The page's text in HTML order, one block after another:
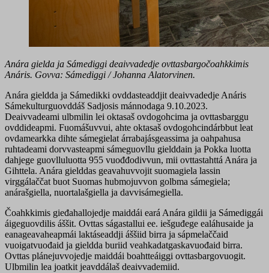
Anára gielda ja Sámediggi deaivvadedje ovttasbargočoahkkimis
Anáris. Govva: Sámediggi / Johanna Alatorvinen.
Anára gieldda ja Sámedikki ovddasteaddjit deaivvadedje Anáris
Sámekulturguovddáš Sadjosis mánnodaga 9.10.2023.
Deaivvadeami ulbmilin lei oktasaš ovdogohcima ja ovttasbarggu
ovddideapmi. Fuomášuvvui, ahte oktasaš ovdogohcindárbbut leat
ovdamearkka dihte sámegielat árrabajásgeassima ja oahpahusa
ruhtadeami dorvvasteapmi sámeguovllu gielddain ja Pokka luotta
dahjege guovlluluotta 955 vuođđodivvun, mii ovttastahttá Anára ja
Gihttela. Anára gielddas geavahuvvojit suomagiela lassin
virggálaččat buot Suomas hubmojuvvon golbma sámegiela;
anárašgiella, nuortalašgiella ja davvisámegiella.
Čoahkkimis gieđahallojedje maiddái eará Anára gildii ja Sámediggái
áigeguovdilis áššit. Ovttas ságastallui ee. iešguđege ealáhusaide ja
eanageavaheapmái laktáseaddji áššiid birra ja sápmelaččaid
vuoigatvuođaid ja gieldda buriid veahkadatgaskavuođaid birra.
Ovttas plánejuvvojedje maiddái boahtteáiggi ovttasbargovuogit.
Ulbmilin lea joatkit jeavddálaš deaivvademiid.